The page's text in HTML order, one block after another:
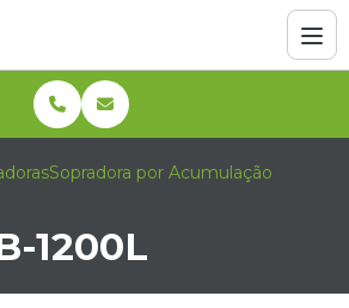
Sopradora por Acumulação
1200L